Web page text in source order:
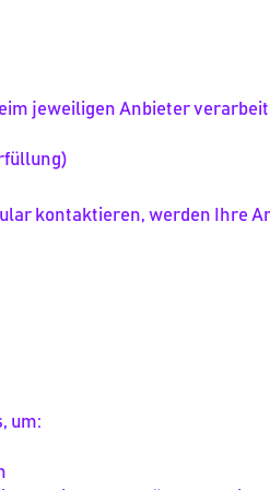
jeweiligen Anbieter
kontaktieren, werden Ihre
um: